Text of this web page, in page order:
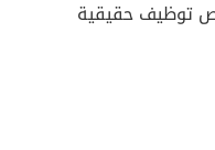
توظيف حقيقية